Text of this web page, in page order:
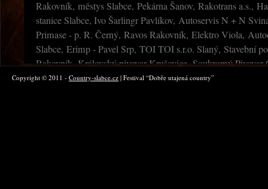
Rakovník, městys Slabce, Pekárna Šanov, Rakotrans a.s.,
stanice Slabce, Ivo Šarlingr Pavlíkov, Autoservis N + N
Primase - p. R. Černý, Ravos Rakovník, Elektro Viola,
Slabce, Erimp - Pavel Srp, TOI TOI s.r.o. Slaný, Stavební
Rakovník, Královský pivovar Krušovice, Soukromý Pivovar
Frolík, Ing. Jiří Pergler Lubná, Tiskárna TUČEK, Varia
Copyright © 2011 - Country-slabce.cz | Festival “Dobře utajená country”